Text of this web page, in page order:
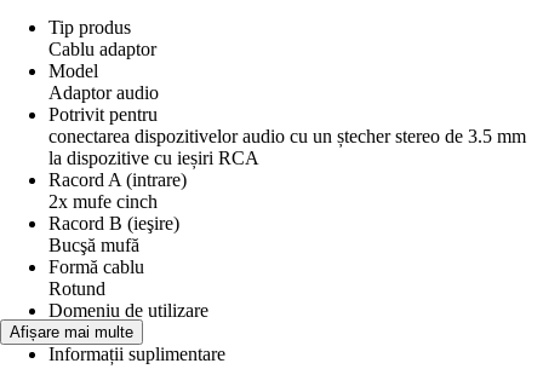
Tip produs
Cablu adaptor
Model
Adaptor audio
Potrivit pentru
conectarea dispozitivelor audio cu un ștecher stereo de 3.5 mm
la dispozitive cu ieșiri RCA
Racord A (intrare)
2x mufe cinch
Racord B (ieşire)
Bucşă mufă
Formă cablu
Rotund
Domeniu de utilizare
Audio
Informații suplimentare
Afișare mai multe